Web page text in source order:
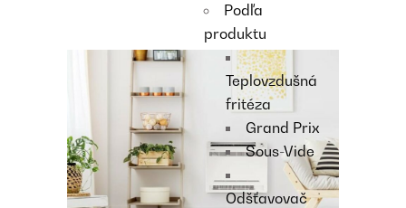
Podľa
produktu
Teplovzdušná
fritéza
Grand Prix
Sous-Vide
Odšťavovač